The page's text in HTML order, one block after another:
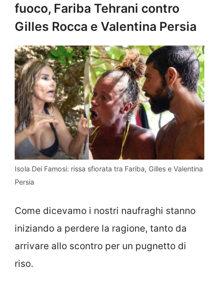
fuoco, Fariba Tehrani contro
Gilles Rocca e Valentina Persia
Isola Dei Famosi: rissa sfiorata tra Fariba, Gilles e Valentina
Persia
Come dicevamo i nostri naufraghi stanno
iniziando a perdere la ragione, tanto da
arrivare allo scontro per un pugnetto di
riso.